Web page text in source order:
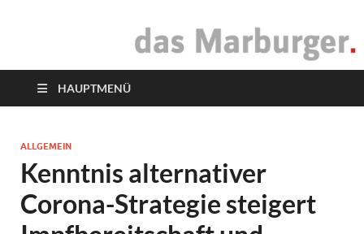
das Marburger.
HAUPTMENÜ
ALLGEMEIN
Kenntnis alternativer
Corona-Strategie steigert